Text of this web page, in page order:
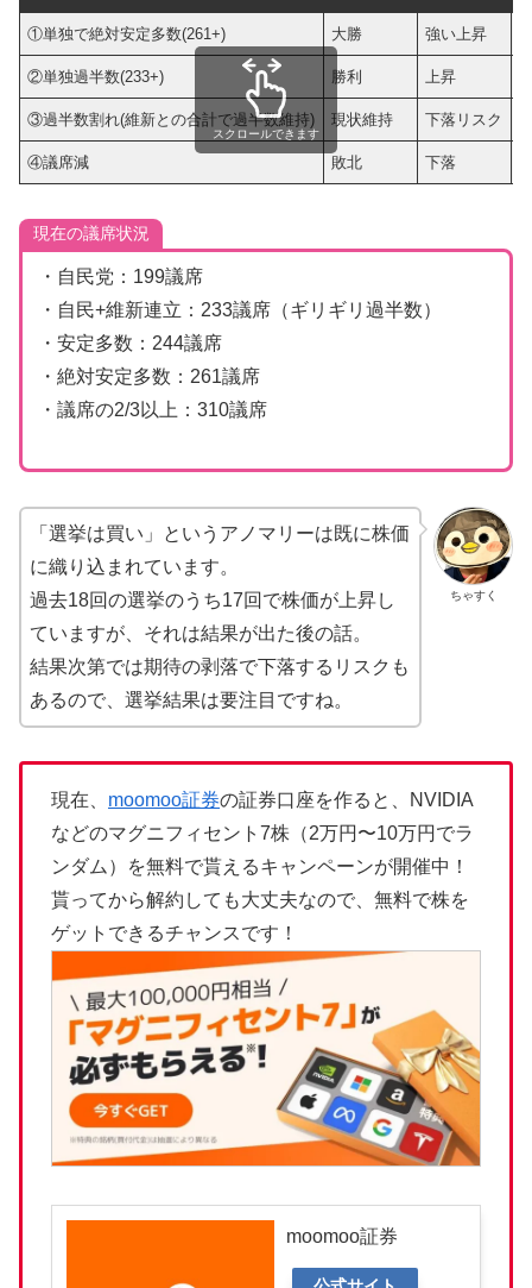
①単独で絶対安定多数(261+) 大勝 強い上昇
②単独過半数(233+) 勝利 上昇
③過半数割れ(維新との合計で過半数維持) 現状維持 下落リスク
④議席減 敗北 下落
スクロールできます
現在の議席状況
・自民党：199議席
・自民+維新連立：233議席（ギリギリ過半数）
・安定多数：244議席
・絶対安定多数：261議席
・議席の2/3以上：310議席
ちゃすく
「選挙は買い」というアノマリーは既に株価
に織り込まれています。
過去18回の選挙のうち17回で株価が上昇し
ていますが、それは結果が出た後の話。
結果次第では期待の剥落で下落するリスクも
あるので、選挙結果は要注目ですね。
現在、 moomoo証券の証券口座を作ると、NVIDIA
などのマグニフィセント7株（2万円〜10万円でラ
ンダム）を無料で貰えるキャンペーンが開催中！
貰ってから解約しても大丈夫なので、無料で株を
ゲットできるチャンスです！
moomoo証券